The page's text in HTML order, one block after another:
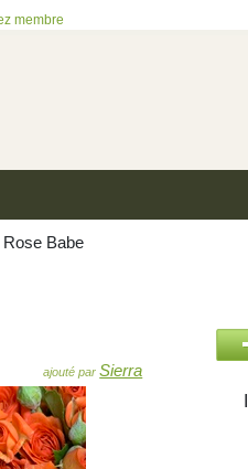
membre
Babe
ajouté parSierra